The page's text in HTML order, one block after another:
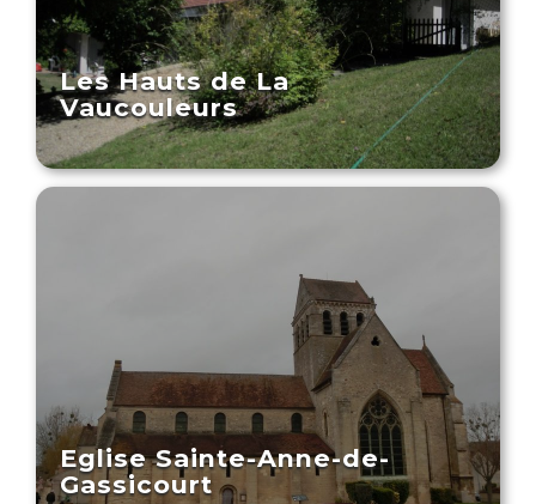
Les Hauts de La
Vaucouleurs
Eglise Sainte-Anne-de-
Gassicourt